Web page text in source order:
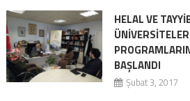
HELAL VE
BAŞLANDI
Şubat 3, 2017